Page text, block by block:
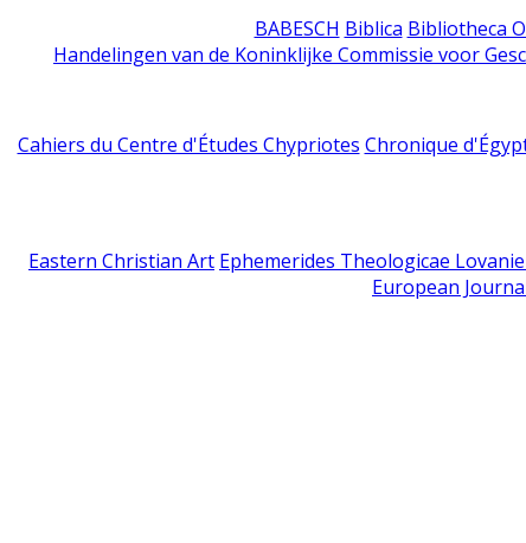
BABESCH Biblica Bibliotheca
Handelingen van de Koninklijke Commissie voor
Cahiers du Centre d'Études Chypriotes Chronique
Eastern Christian Art Ephemerides Theologicae
European